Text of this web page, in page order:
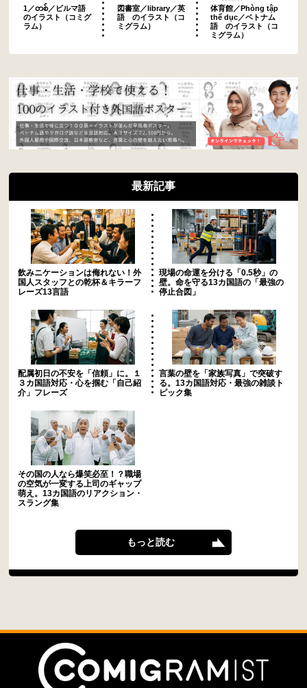
1／တစ်／ビルマ語
のイラスト（コミグ
ラム）
図書室／library／英
語 のイラスト（コ
ミグラム）
体育館／Phòng tập
thể dục／ベトナム
語 のイラスト（コ
ミグラム）
最新記事
飲みニケーションは侮れない！外
国人スタッフとの乾杯＆キラーフ
レーズ13言語
現場の命運を分ける「0.5秒」の
壁。命を守る13カ国語の「最強の
停止合図」
配属初日の不安を「信頼」に。１
３カ国語対応・心を掴む「自己紹
介」フレーズ
言葉の壁を「家族写真」で突破す
る。13カ国語対応・最強の雑談ト
ピック集
その国の人なら爆笑必至！？職場
の空気が一変する上司のギャップ
萌え。13カ国語のリアクション・
スラング集
もっと読む